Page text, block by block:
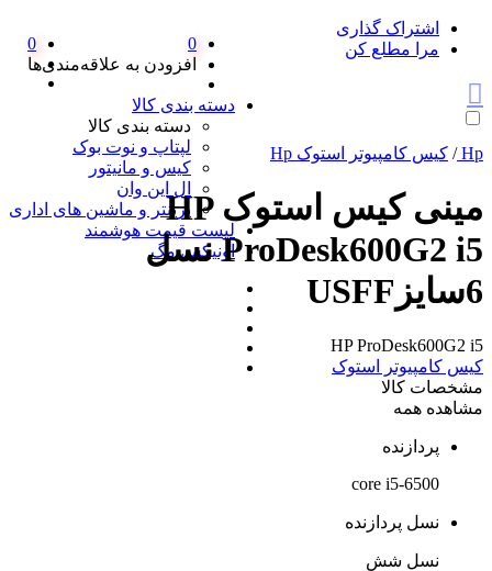
اشتراک گذاری
مرا مطلع کن
0
افزودن به علاقه‌مندی‌ها
0
دسته بندی کالا
دسته بندی کالا
لپتاپ و نوت بوک
کیس و مانیتور
ال این وان
پرینتر و ماشین های اداری
لیست قیمت هوشمند
اونیکس مگ
Hp
/ کیس کامپیوتر استوک Hp
مینی کیس استوک HP
ProDesk600G2 i5 نسل
6سایزUSFF
HP ProDesk600G2 i5
کیس کامپیوتر استوک
مشخصات کالا
مشاهده همه
پردازنده
core i5-6500
نسل پردازنده
نسل شش